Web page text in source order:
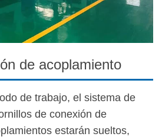
de acoplamiento
de trabajo, el sistema de
de conexión de
estarán sueltos,